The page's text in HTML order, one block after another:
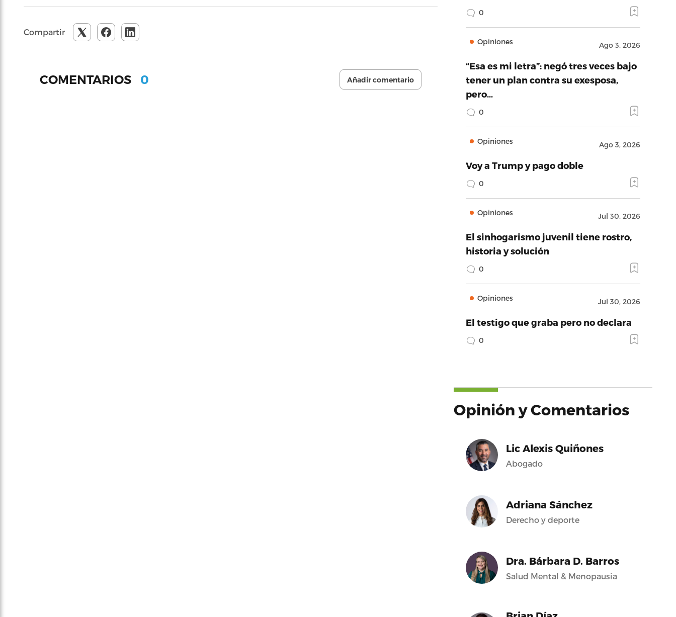
Compartir
COMENTARIOS 0 Añadir comentario
0
Opiniones Ago 3, 2026
“Esa es mi letra”: negó tres veces bajo
tener un plan contra su exesposa,
pero…
0
Opiniones Ago 3, 2026
Voy a Trump y pago doble
0
Opiniones Jul 30, 2026
El sinhogarismo juvenil tiene rostro,
historia y solución
0
Opiniones Jul 30, 2026
El testigo que graba pero no declara
0
Opinión y Comentarios
Lic Alexis Quiñones
Abogado
Adriana Sánchez
Derecho y deporte
Dra. Bárbara D. Barros
Salud Mental & Menopausia